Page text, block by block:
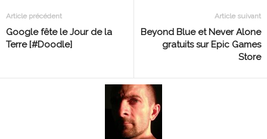
Article précédent
Google fête le Jour de la
Terre [#Doodle]
Article suivant
Beyond Blue et Never Alone
gratuits sur Epic Games
Store